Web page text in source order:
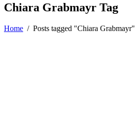
Chiara Grabmayr Tag
Home / Posts tagged "Chiara Grabmayr"